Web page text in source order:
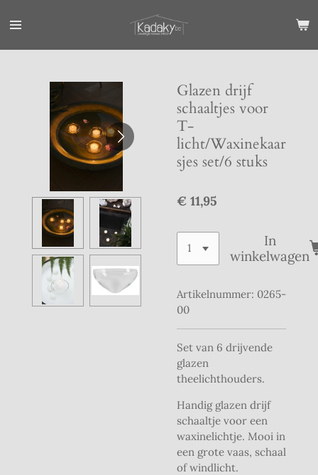
direct
Glazen drijf
schaaltjes voor
T-
licht/Waxinekaar
sjes set/6 stuks
€ 11,95
In
winkelwagen
Artikelnummer: 0265-
00
Set van 6 drijvende
glazen
theelichthouders.
Handig glazen drijf
schaaltje voor een
waxinelichtje. Mooi in
een grote vaas, schaal
of windlicht.